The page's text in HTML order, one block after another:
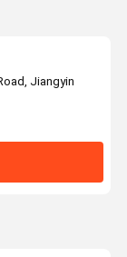
Jiangyin